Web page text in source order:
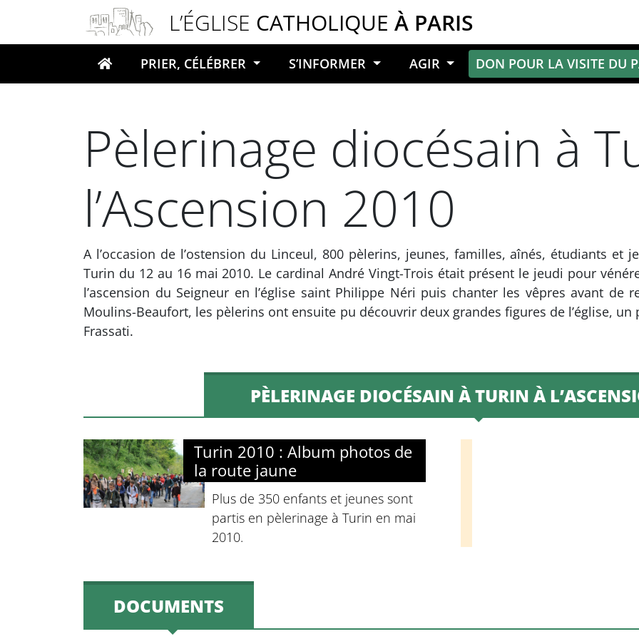
L’ÉGLISE CATHOLIQUE À PARIS
Votre recherche
PRIER, CÉLÉBRER S’INFORMER AGIR DON POUR LA VISITE DU
Pèlerinage diocésain à
l’Ascension 2010
A l’occasion de l’ostension du Linceul, 800 pèlerins, jeunes, familles, aînés, étudiants et
Turin du 12 au 16 mai 2010. Le cardinal André Vingt-Trois était présent le jeudi pour
l’ascension du Seigneur en l’église saint Philippe Néri puis chanter les vêpres avant de
Moulins-Beaufort, les pèlerins ont ensuite pu découvrir deux grandes figures de l’église,
Frassati.
PÈLERINAGE DIOCÉSAIN À TURIN À
Turin 2010 : Album photos de
la route jaune
Plus de 350 enfants et jeunes sont
partis en pèlerinage à Turin en mai
2010.
DOCUMENTS
Panneau de gestion des cookies